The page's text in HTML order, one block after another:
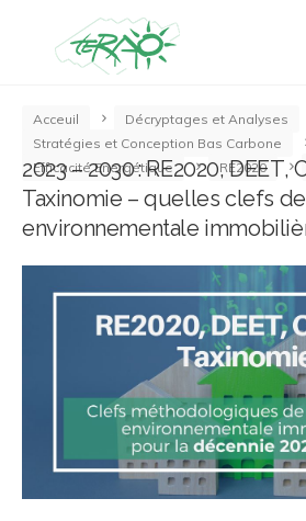
Acceuil
Décryptages et Analyses
Stratégies et Conception Bas Carbone
Efficacité Energétique
RE2020
2023 – 2030 : RE2020, DEET,
Taxinomie – quelles clefs
environnementale